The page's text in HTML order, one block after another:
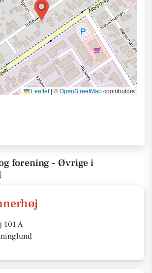
Leaflet | ©OpenStreetMapcontributors
forening - Øvrige i
101 A